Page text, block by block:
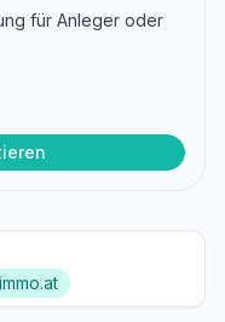
für Anleger oder